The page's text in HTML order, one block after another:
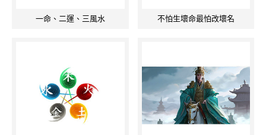
一命、二運、三風水 不怕生壞命最怕改壞名